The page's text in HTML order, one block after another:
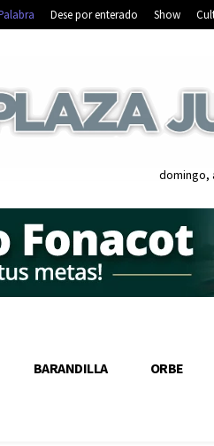
Dese por enterado Show
domingo,
BARANDILLA ORBE